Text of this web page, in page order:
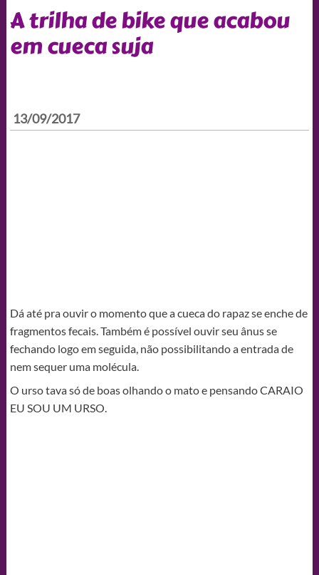
A trilha de bike que acabou
em cueca suja
13/09/2017
Dá até pra ouvir o momento que a cueca do rapaz se enche de
fragmentos fecais. Também é possível ouvir seu ânus se
fechando logo em seguida, não possibilitando a entrada de
nem sequer uma molécula.
O urso tava só de boas olhando o mato e pensando CARAIO
EU SOU UM URSO.